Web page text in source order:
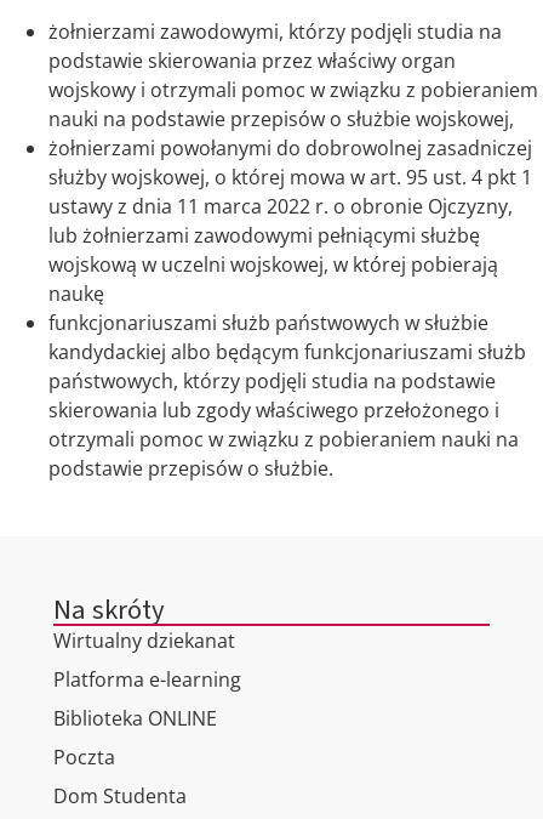
żołnierzami zawodowymi, którzy podjęli studia na
podstawie skierowania przez właściwy organ
wojskowy i otrzymali pomoc w związku z pobieraniem
nauki na podstawie przepisów o służbie wojskowej,
żołnierzami powołanymi do dobrowolnej zasadniczej
służby wojskowej, o której mowa w art. 95 ust. 4 pkt 1
ustawy z dnia 11 marca 2022 r. o obronie Ojczyzny,
lub żołnierzami zawodowymi pełniącymi służbę
wojskową w uczelni wojskowej, w której pobierają
naukę
funkcjonariuszami służb państwowych w służbie
kandydackiej albo będącym funkcjonariuszami służb
państwowych, którzy podjęli studia na podstawie
skierowania lub zgody właściwego przełożonego i
otrzymali pomoc w związku z pobieraniem nauki na
podstawie przepisów o służbie.
Na skróty
Wirtualny dziekanat
Platforma e-learning
Biblioteka ONLINE
Poczta
Dom Studenta